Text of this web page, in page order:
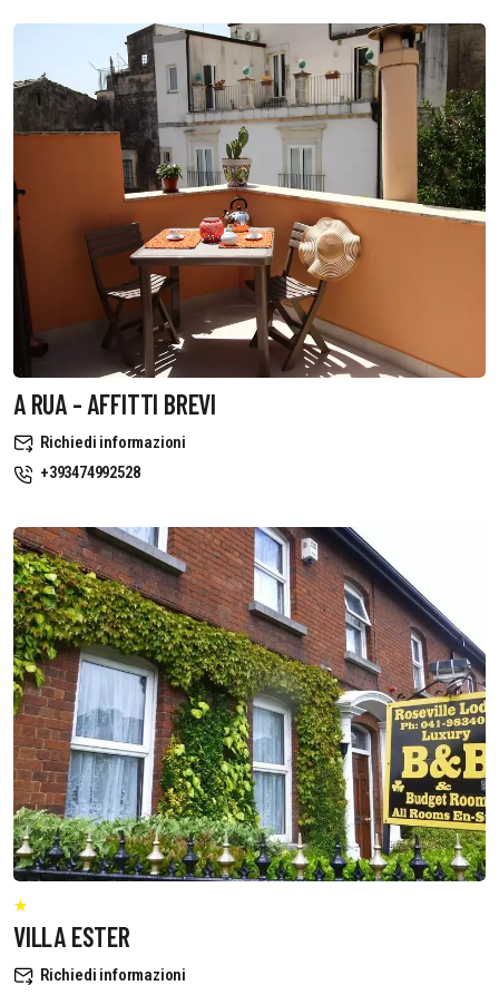
A RUA - AFFITTI BREVI
Richiedi informazioni
+393474992528
VILLA ESTER
Richiedi informazioni